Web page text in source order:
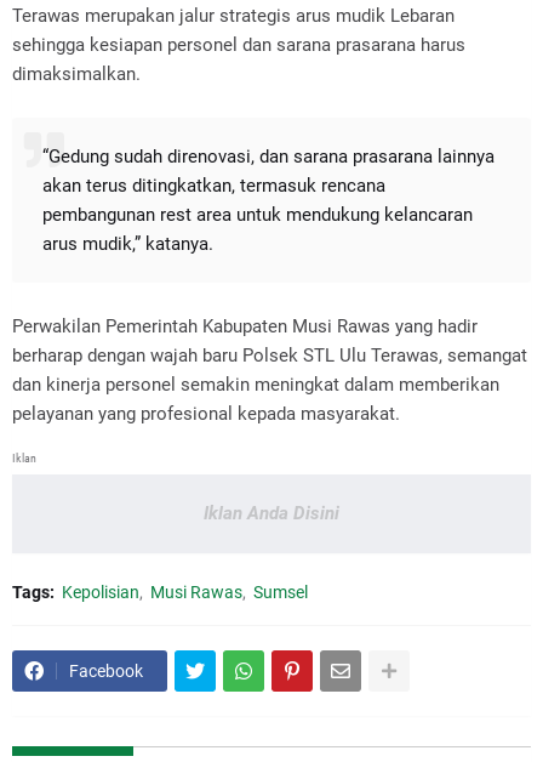
Terawas merupakan jalur strategis arus mudik Lebaran
sehingga kesiapan personel dan sarana prasarana harus
dimaksimalkan.
“Gedung sudah direnovasi, dan sarana prasarana lainnya
akan terus ditingkatkan, termasuk rencana
pembangunan rest area untuk mendukung kelancaran
arus mudik,” katanya.
Perwakilan Pemerintah Kabupaten Musi Rawas yang hadir
berharap dengan wajah baru Polsek STL Ulu Terawas, semangat
dan kinerja personel semakin meningkat dalam memberikan
pelayanan yang profesional kepada masyarakat.
Iklan
Iklan Anda Disini
Tags: Kepolisian Musi Rawas Sumsel
Facebook